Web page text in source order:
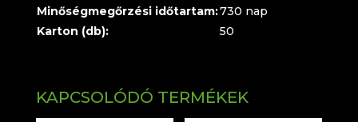
Minőségmegőrzési időtartam:730 nap
Karton (db):
50
KAPCSOLÓDÓ TERMÉKEK